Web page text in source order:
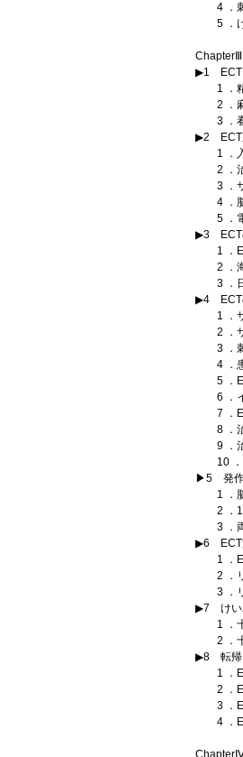
4 ．刺
5 ．け
▶1 ECT
1 ．精
2 ．麻
3 ．
▶2 ECT
1 ．入
2 ．治
3 ．サ
4 ．脳
5 ．電
▶3 ECT
1 ．
2 ．海
3 ．日
▶4 ECT
1 ．サ
2 ．サ
3 ．刺
4 ．患
5 ．
6 ．イ
7 ．
8 ．治
9 ．治
10 ．
▶5 発作
1 ．脳
2 ．1.5
3 ．両
▶6 ECT
1 ．
2 ．リ
3 ．リ
▶7 けい
1 ．十
2 ．十
▶8 転帰
1 ．
2 ．
3 ．
4 ．